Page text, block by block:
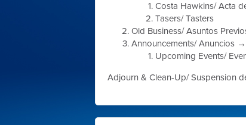
Costa Hawkins/Acta
Tasers/Tasters
Old Business/Asuntos
Announcements/Anuncios →
Upcoming Events/
Adjourn & Clean-Up/Suspension